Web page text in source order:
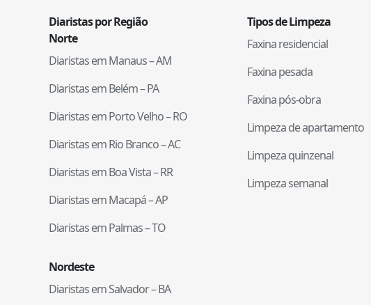
Diaristas por Região
Norte
Diaristas emManaus–AM
Diaristas emBelém–PA
Diaristas emPorto Velho–RO
Diaristas emRio Branco–AC
Diaristas emBoa Vista–RR
Diaristas emMacapá–AP
Diaristas emPalmas–TO
Nordeste
Diaristas emSalvador–BA
Tipos de Limpeza
Faxina residencial
Faxina pesada
Faxina pós-obra
Limpeza de apartamento
Limpeza quinzenal
Limpeza semanal